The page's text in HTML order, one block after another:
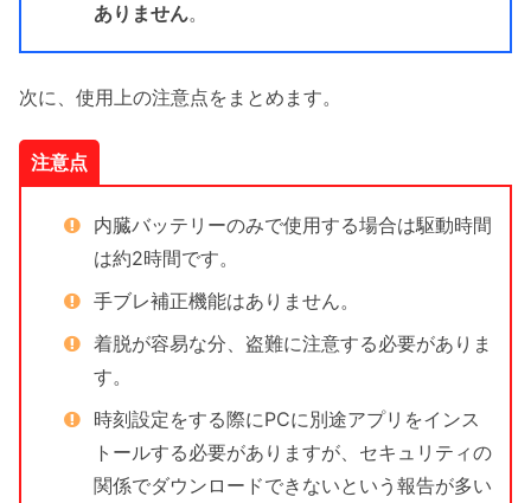
ありません。
次に、使用上の注意点をまとめます。
注意点
内臓バッテリーのみで使用する場合は駆動時間
は約2時間です。
手ブレ補正機能はありません。
着脱が容易な分、盗難に注意する必要がありま
す。
時刻設定をする際にPCに別途アプリをインス
トールする必要がありますが、セキュリティの
関係でダウンロードできないという報告が多い